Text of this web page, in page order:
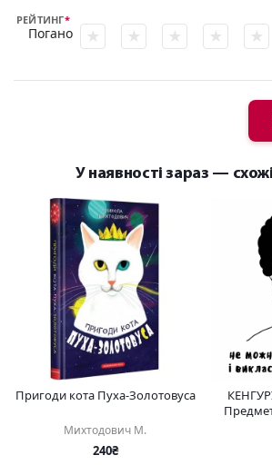
РЕЙТИНГ
Погано
У наявності зараз —
Пригоди кота Пуха-Золотовуса
Михтодович М.
240₴